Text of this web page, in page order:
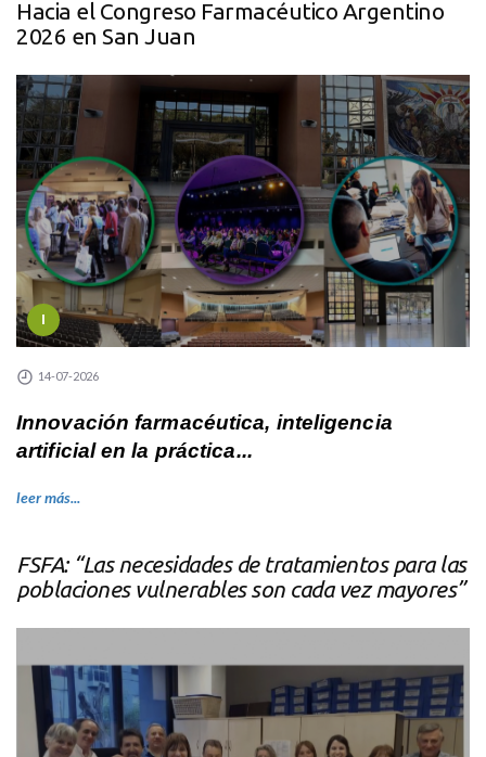
Hacia el Congreso Farmacéutico Argentino
2026 en San Juan
I
14-07-2026
Innovación farmacéutica, inteligencia
artificial en la práctica...
leer más...
FSFA: “Las necesidades de tratamientos para las
poblaciones vulnerables son cada vez mayores”